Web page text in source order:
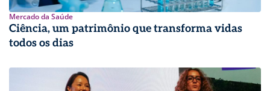
Mercado da Saúde
Ciência, um patrimônio que transforma vidas
todos os dias